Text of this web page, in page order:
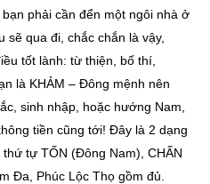
phải cần đển một ngôi nhà ở
sẽ qua đi, chắc chắn là vậy,
tốt lành: từ thiện, bố thí,
là KHẢM – Đông mệnh nên
sinh nhập, hoặc hướng Nam,
tiền cũng tới! Đây là 2 dạng
tự TỐN (Đông Nam), CHẤN
Đa, Phúc Lộc Thọ gồm đủ.